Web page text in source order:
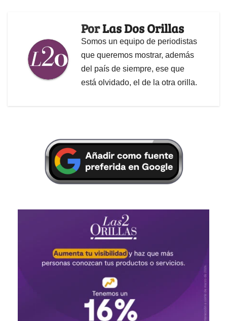
PorLas Dos Orillas
Somos un equipo de periodistas
que queremos mostrar, además
del país de siempre, ese que
está olvidado, el de la otra orilla.